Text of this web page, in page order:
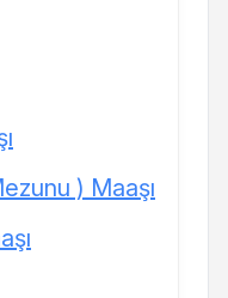
) Maaşı